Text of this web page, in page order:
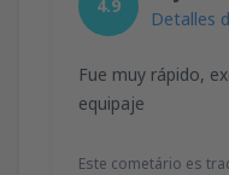
4.9
Detalles
Fue muy rápido,
equipaje
Este cometário es